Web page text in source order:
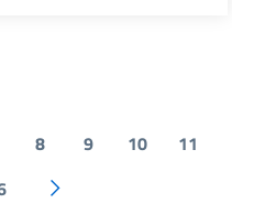
8 9 10
11